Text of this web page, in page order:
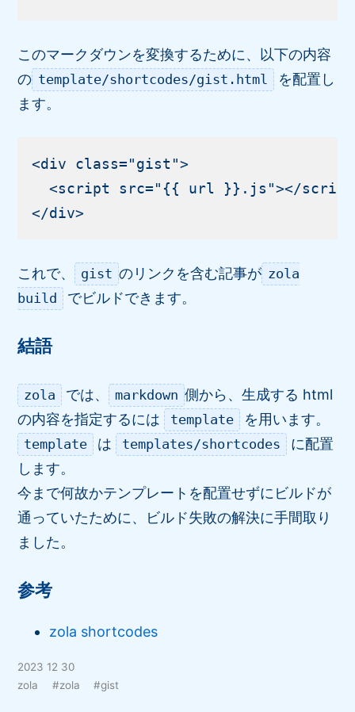
このマークダウンを変換するために、以下の内容
の template/shortcodes/gist.html
を配置し
ます。
<div class="gist">
<script src="{{ url }}.js"></
これで、 gist のリンクを含む記事が zola
build
でビルドできます。
結語
zola では、 markdown 側から、生成する html
の内容を指定するには template を用います。
template は templates/shortcodes に配置
します。
今まで何故かテンプレートを配置せずにビルドが
通っていたために、ビルド失敗の解決に手間取り
ました。
参考
zola shortcodes
2023 12 30
zola
#zola #gist